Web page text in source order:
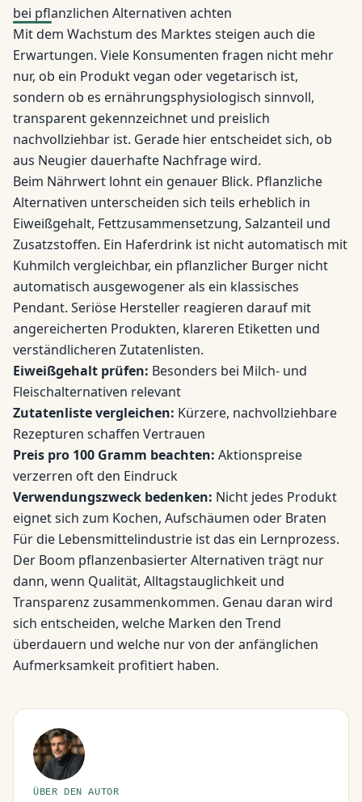
bei pflanzlichen Alternativen achten
Mit dem Wachstum des Marktes steigen auch die
Erwartungen. Viele Konsumenten fragen nicht mehr
nur, ob ein Produkt vegan oder vegetarisch ist,
sondern ob es ernährungsphysiologisch sinnvoll,
transparent gekennzeichnet und preislich
nachvollziehbar ist. Gerade hier entscheidet sich, ob
aus Neugier dauerhafte Nachfrage wird.
Beim Nährwert lohnt ein genauer Blick. Pflanzliche
Alternativen unterscheiden sich teils erheblich in
Eiweißgehalt, Fettzusammensetzung, Salzanteil und
Zusatzstoffen. Ein Haferdrink ist nicht automatisch mit
Kuhmilch vergleichbar, ein pflanzlicher Burger nicht
automatisch ausgewogener als ein klassisches
Pendant. Seriöse Hersteller reagieren darauf mit
angereicherten Produkten, klareren Etiketten und
verständlicheren Zutatenlisten.
Eiweißgehalt prüfen: Besonders bei Milch- und
Fleischalternativen relevant
Zutatenliste vergleichen: Kürzere, nachvollziehbare
Rezepturen schaffen Vertrauen
Preis pro 100 Gramm beachten: Aktionspreise
verzerren oft den Eindruck
Verwendungszweck bedenken: Nicht jedes Produkt
eignet sich zum Kochen, Aufschäumen oder Braten
Für die Lebensmittelindustrie ist das ein Lernprozess.
Der Boom pflanzenbasierter Alternativen trägt nur
dann, wenn Qualität, Alltagstauglichkeit und
Transparenz zusammenkommen. Genau daran wird
sich entscheiden, welche Marken den Trend
überdauern und welche nur von der anfänglichen
Aufmerksamkeit profitiert haben.
ÜBER DEN AUTOR